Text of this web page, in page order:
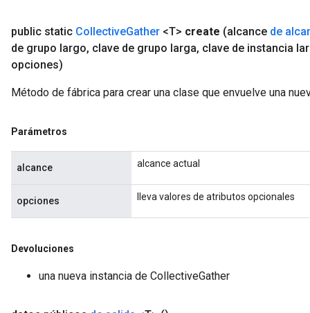
public static CollectiveGather <T> create (alcance de
de grupo largo, clave de grupo larga, clave de instancia
opciones)
Método de fábrica para crear una clase que envuelve una
Parámetros
alcance alcance actual
opciones lleva valores de atributos opcionales
Devoluciones
una nueva instancia de CollectiveGather